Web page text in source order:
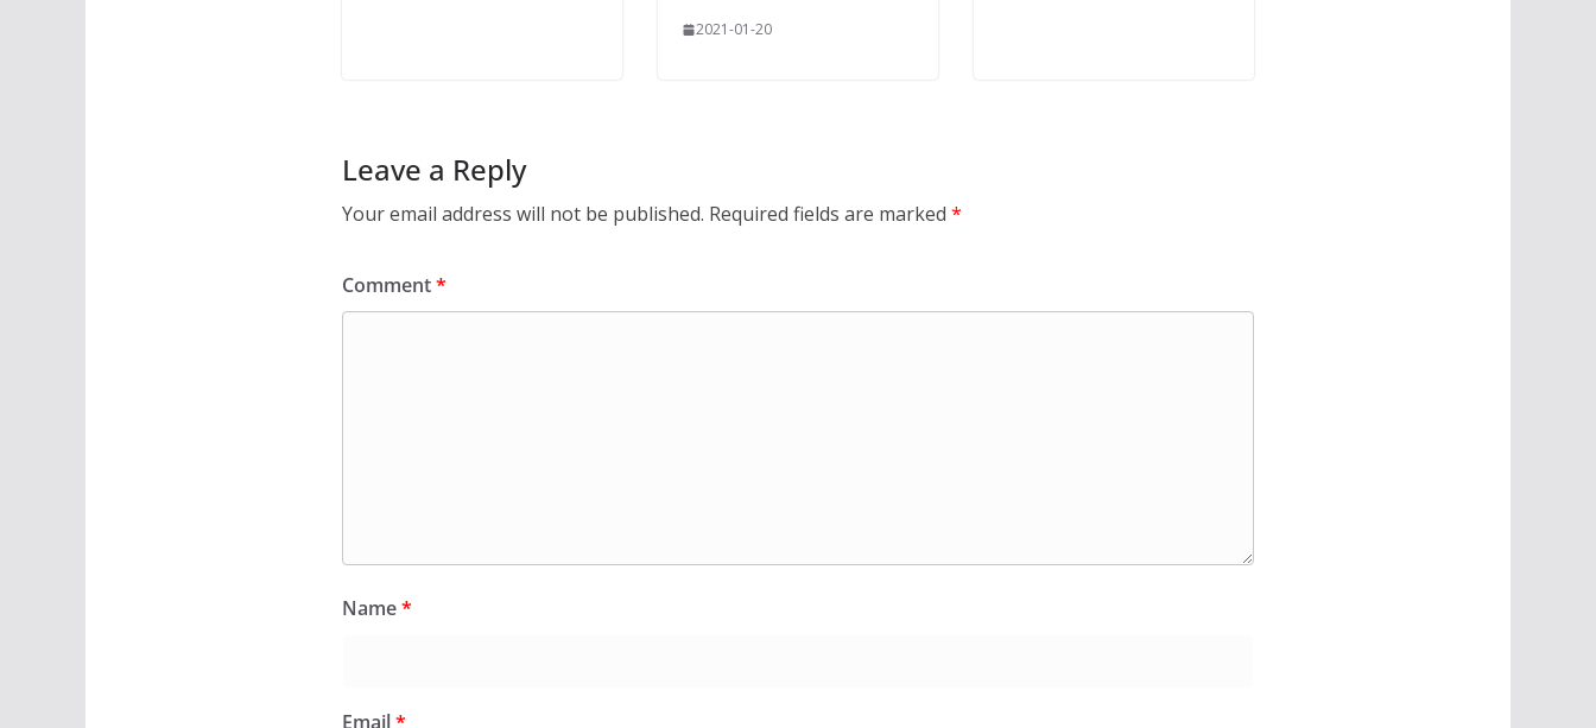
2021-01-20
Leave a Reply
Your email address will not be published. Required fields are marked *
Comment*
Name*
Email*